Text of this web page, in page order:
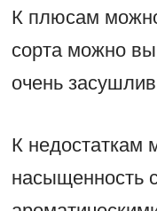
К плюсам
сорта можно
очень
К недостаткам
насыщенность